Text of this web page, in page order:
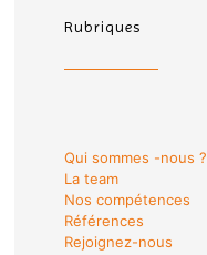
Rubriques
Qui sommes -nous ?
La team
Nos compétences
Références
Rejoignez-nous